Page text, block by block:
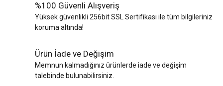
%100 Güvenli Alışveriş
Yüksek güvenlikli 256bit SSL Sertifikası ile tüm bilgileriniz
koruma altında!
Ürün İade ve Değişim
Memnun kalmadığınız ürünlerde iade ve değişim
talebinde bulunabilirsiniz.